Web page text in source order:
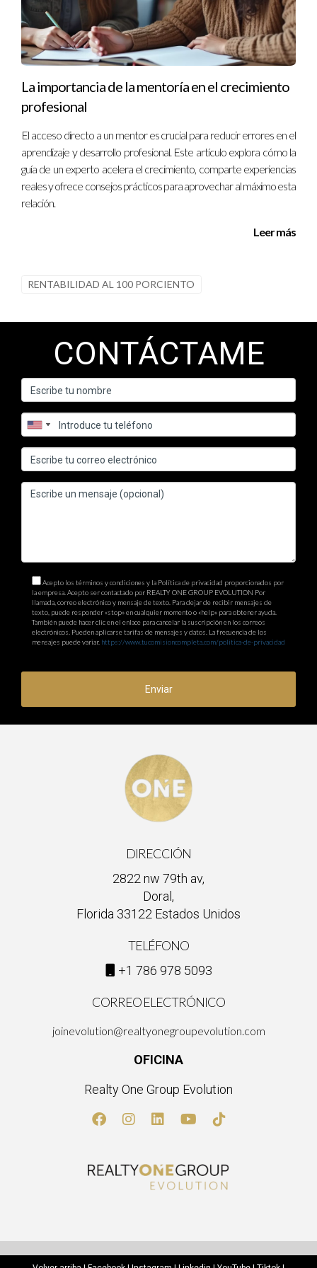
La importancia de la mentoría en el crecimiento
profesional
El acceso directo a un mentor es crucial para reducir errores en el
aprendizaje y desarrollo profesional. Este artículo explora cómo la
guía de un experto acelera el crecimiento, comparte experiencias
reales y ofrece consejos prácticos para aprovechar al máximo esta
relación.
Leer más
RENTABILIDAD AL 100 PORCIENTO
CONTÁCTAME
Acepto los términos y condiciones y la Política de privacidad proporcionados por
la empresa. Acepto ser contactado por REALTY ONE GROUP EVOLUTION Por
llamada, correo electrónico y mensaje de texto. Para dejar de recibir mensajes de
texto, puede responder «stop» en cualquier momento o «help» para obtener ayuda.
También puede hacer clic en el enlace para cancelar la suscripción en los correos
electrónicos. Pueden aplicarse tarifas de mensajes y datos. La frecuencia de los
mensajes puede variar. https://www.tucomisioncompleta.com/politica-de-privacidad
Enviar
DIRECCIÓN
2822 nw 79th av,
Doral,
Florida 33122 Estados Unidos
TELÉFONO
+1 786 978 5093
CORREO ELECTRÓNICO
joinevolution@realtyonegroupevolution.com
OFICINA
Realty One Group Evolution